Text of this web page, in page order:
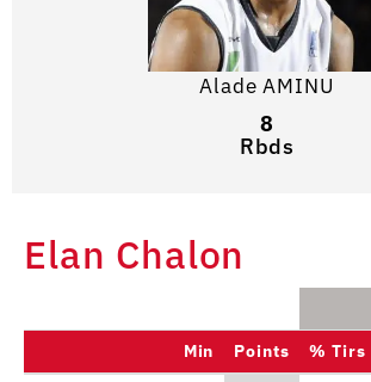
Alade AMINU
8
Rbds
Elan Chalon
Min
Points % Tirs